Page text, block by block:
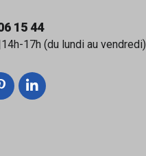
les régions très calcaires.
15 44
17h (du lundi au vendredi)